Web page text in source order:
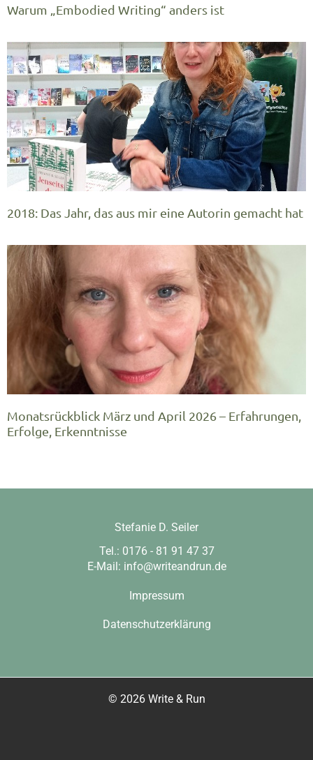
Warum „Embodied Writing“ anders ist
2018: Das Jahr, das aus mir eine Autorin gemacht hat
Monatsrückblick März und April 2026 – Erfahrungen,
Erfolge, Erkenntnisse
Stefanie D. Seiler
Tel.: 0176 - 81 91 47 37
E-Mail: info@writeandrun.de
Impressum
Datenschutzerklärung
© 2026 Write & Run